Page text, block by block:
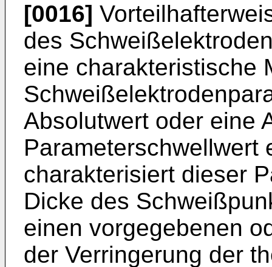
[0016]
des
eine charakteristische
Absolutwert oder eine
Parameterschwellwert
charakterisiert dieser
Dicke des
einen vorgegebenen
der Verringerung der